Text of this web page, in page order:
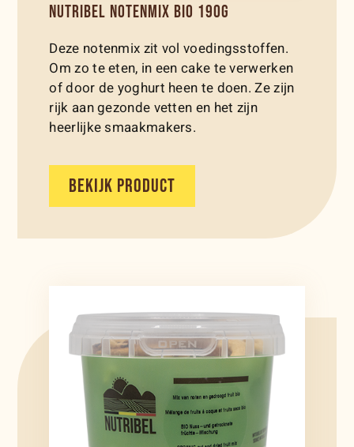
NUTRIBEL NOTENMIX BIO 190G
Deze notenmix zit vol voedingsstoffen.
Om zo te eten, in een cake te verwerken
of door de yoghurt heen te doen. Ze zijn
rijk aan gezonde vetten en het zijn
heerlijke smaakmakers.
BEKIJK PRODUCT